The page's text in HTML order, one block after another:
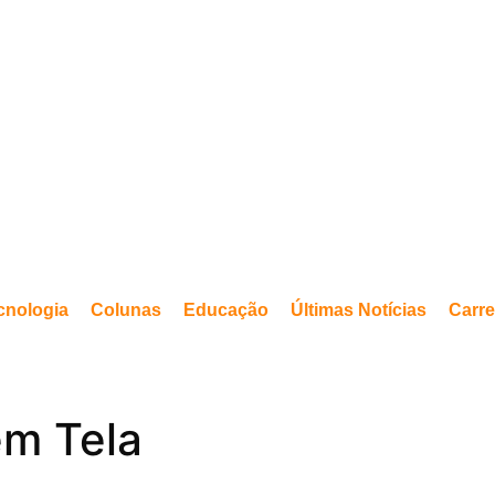
Colunas Educação Últimas Notícias
Tela